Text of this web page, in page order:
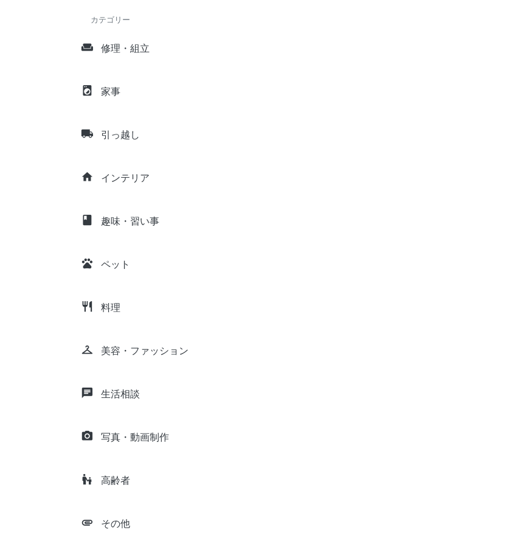
カテゴリー
weekend 修理・組立
local_laundry_service 家事
local_shipping 引っ越し
home インテリア
class 趣味・習い事
pets ペット
restaurant 料理
checkroom 美容・ファッション
chat 生活相談
camera_alt 写真・動画制作
escalator_warning 高齢者
attachment その他